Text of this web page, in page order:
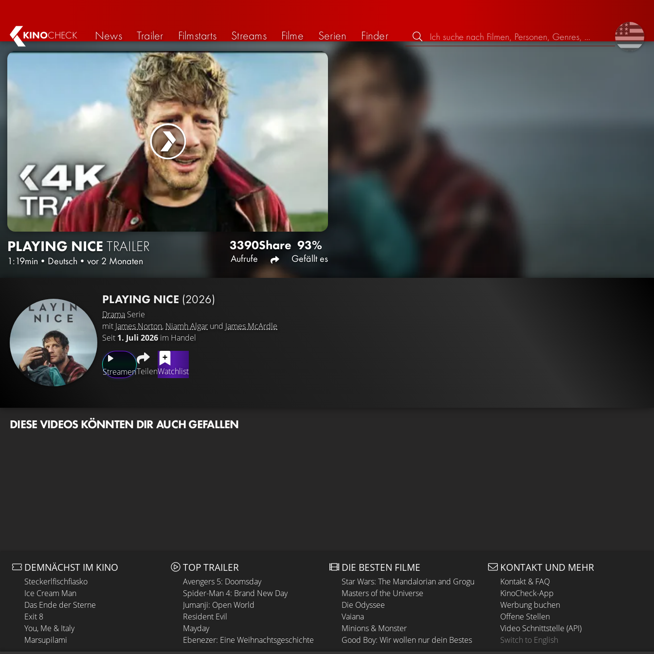
KINOCHECK News Trailer Filmstarts Streams Filme Serien Finder
PLAYING NICE TRAILER
1:19min • Deutsch • vor 2 Monaten
3390
Aufrufe
Share 93%
Gefällt es
PLAYING NICE (2026)
Drama Serie
mit James Norton, Niamh Algar und James McArdle
Seit 1. Juli 2026 im Handel
StreamenTeilenWatchlist
DIESE VIDEOS KÖNNTEN DIR AUCH GEFALLEN
DEMNÄCHST IM KINO
Steckerlfischfiasko
Ice Cream Man
Das Ende der Sterne
Exit 8
You, Me & Italy
Marsupilami
TOP TRAILER
Avengers 5: Doomsday
Spider-Man 4: Brand New Day
Jumanji: Open World
Resident Evil
Mayday
Ebenezer: Eine Weihnachtsgeschichte
DIE BESTEN FILME
Star Wars: The Mandalorian and Grogu
Masters of the Universe
Die Odyssee
Vaiana
Minions & Monster
Good Boy: Wir wollen nur dein Bestes
KONTAKT UND MEHR
Kontakt & FAQ
KinoCheck-App
Werbung buchen
Offene Stellen
Video Schnittstelle (API)
Switch to English